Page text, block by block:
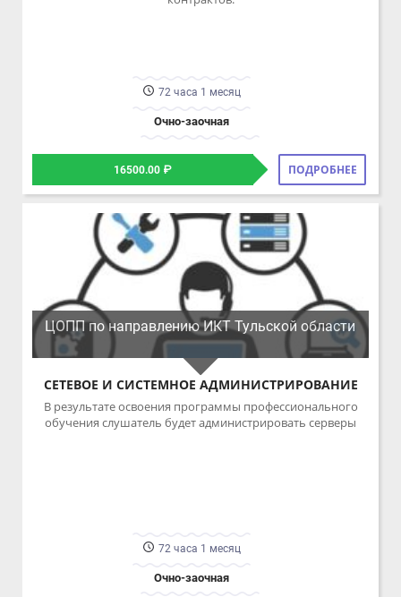
ЦОПП по направлению ИКТ Тульской области
СЕТЕВОЕ И СИСТЕМНОЕ АДМИНИСТРИРОВАНИЕ
В результате освоения программы профессионального
обучения слушатель будет администрировать серверы
72 часа 1 месяц
Очно-заочная